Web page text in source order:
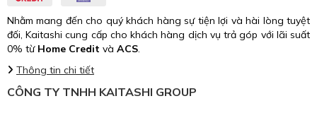
Nhằm mang đến cho quý khách hàng sự tiện lợi và hài lòng tuyệt
đối, Kaitashi cung cấp cho khách hàng dịch vụ trả góp với lãi suất
0% từ Home Credit và ACS.
Thông tin chi tiết
CÔNG TY TNHH KAITASHI GROUP